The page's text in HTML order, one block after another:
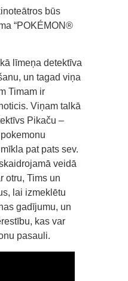
būs
“POKÉMON®
līmeņa detektīva
un tagad viņa
Timam ir
Viņam talkā
Pikaču –
pat pats sev.
veidā
otru, Tims un
lai izmeklētu
gadījumu, un
kas var
pasauli.